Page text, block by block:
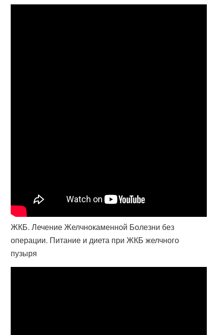
ЖКБ. Лечение Желчнокаменной Болезни без
операции. Питание и диета при ЖКБ желчного
пузыря